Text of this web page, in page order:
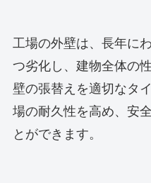
工場の外壁は、長年に
つ劣化し、建物全体の
壁の張替えを適切なタ
場の耐久性を高め、安
とができます。